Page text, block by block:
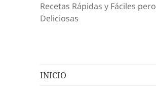
Recetas Rápidas y Fáciles pero
Deliciosas
INICIO